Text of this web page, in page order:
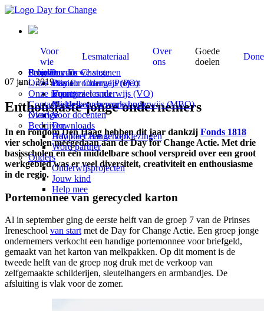
Voor
wie
Scholen
Primair onderwijs (PO)
Voortgezet onderwijs (VO)
Middelbaar beroeps onderwijs (MBO)
Voor docenten
Bedrijven
Adopteer een school
Word partner
Ouders
Onderwijsprojecten
Jouw kind
Help mee
Lesmateriaal
Programma’s
Day for Change Project
Economieles.nu
Gastlessen en workshops
Overige
Downloads
Day for Change verkiezingen
Over
ons
Over Day for Change
Onze missie
Onze impact
Contact
Nieuws
Goede
doelen
Projecten die we steunen
07 juni, 2019
Enthousiaste jonge ondernemers
In en rondom Den Haag hebben dit jaar dankzij Fonds 1818
vier scholen meegedaan aan de Day for Change Actie. Met drie
basisscholen en één middelbare school verspreid over een groot
werkgebied was er veel diversiteit, creativiteit en enthousiasme
in de regio.
Portemonnee van gerecycled karton
Al in september ging de eerste helft van de groep 7 van de Prinses
Ireneschool van start met de Day for Change Actie. Een groep jonge
ondernemers verkocht een handige portemonnee voor briefgeld,
gemaakt van het karton van melkpakken. Op dit moment is de
tweede helft van de groep nog druk met de verkoop van
zelfgemaakte schilderijen, sleutelhangers en armbandjes. De
afsluiting is vlak voor de zomer.